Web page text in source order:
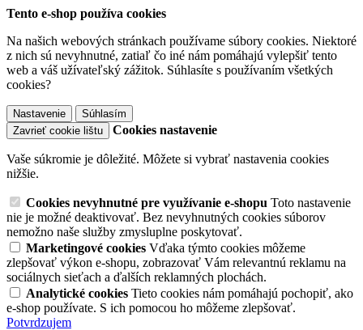
Tento e-shop používa cookies
Na našich webových stránkach používame súbory cookies. Niektoré
z nich sú nevyhnutné, zatiaľ čo iné nám pomáhajú vylepšiť tento
web a váš užívateľský zážitok. Súhlasíte s používaním všetkých
cookies?
Nastavenie
Súhlasím
Zavrieť cookie lištu
Cookies nastavenie
Vaše súkromie je dôležité. Môžete si vybrať nastavenia cookies
nižšie.
Cookies nevyhnutné pre využívanie e-shopu Toto nastavenie
nie je možné deaktivovať. Bez nevyhnutných cookies súborov
nemožno naše služby zmysluplne poskytovať.
Marketingové cookies Vďaka týmto cookies môžeme
zlepšovať výkon e-shopu, zobrazovať Vám relevantnú reklamu na
sociálnych sieťach a ďalších reklamných plochách.
Analytické cookies Tieto cookies nám pomáhajú pochopiť, ako
e-shop používate. S ich pomocou ho môžeme zlepšovať.
Potvrdzujem